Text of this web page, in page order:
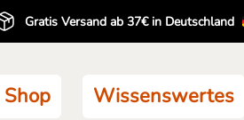
Gratis Versand ab 37€ in Deutschland
Shop Wissenswertes